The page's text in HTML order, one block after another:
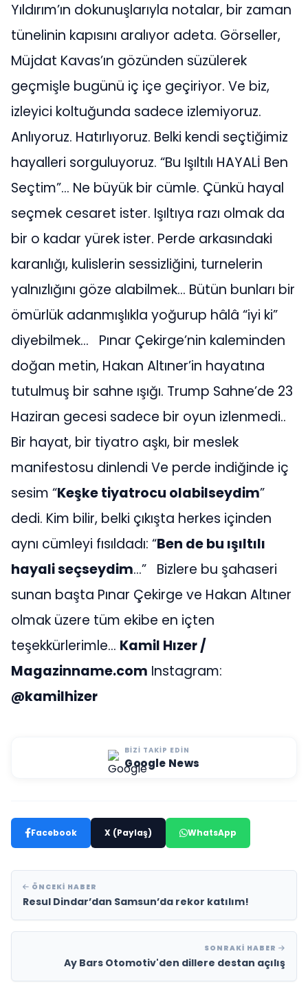
Yıldırım’ın dokunuşlarıyla notalar, bir zaman
tünelinin kapısını aralıyor adeta. Görseller,
Müjdat Kavas’ın gözünden süzülerek
geçmişle bugünü iç içe geçiriyor. Ve biz,
izleyici koltuğunda sadece izlemiyoruz.
Anlıyoruz. Hatırlıyoruz. Belki kendi seçtiğimiz
hayalleri sorguluyoruz. “Bu Işıltılı HAYALİ Ben
Seçtim”… Ne büyük bir cümle. Çünkü hayal
seçmek cesaret ister. Işıltıya razı olmak da
bir o kadar yürek ister. Perde arkasındaki
karanlığı, kulislerin sessizliğini, turnelerin
yalnızlığını göze alabilmek… Bütün bunları bir
ömürlük adanmışlıkla yoğurup hâlâ “iyi ki”
diyebilmek…
Pınar Çekirge’nin kaleminden
doğan metin, Hakan Altıner’in hayatına
tutulmuş bir sahne ışığı. Trump Sahne’de 23
Haziran gecesi sadece bir oyun izlenmedi..
Bir hayat, bir tiyatro aşkı, bir meslek
manifestosu dinlendi Ve perde indiğinde iç
sesim “Keşke tiyatrocu olabilseydim”
dedi. Kim bilir, belki çıkışta herkes içinden
aynı cümleyi fısıldadı: “Ben de bu ışıltılı
hayali seçseydim…” Bizlere bu şahaseri
sunan başta Pınar Çekirge ve Hakan Altıner
olmak üzere tüm ekibe en içten
teşekkürlerimle… Kamil Hızer /
Magazinname.com Instagram:
@kamilhizer
BIZI TAKIP EDIN
Google News
Facebook X (Paylaş) WhatsApp
ÖNCEKI HABER
Resul Dindar’dan Samsun’da rekor katılım!
SONRAKI HABER
Ay Bars Otomotiv'den dillere destan açılış